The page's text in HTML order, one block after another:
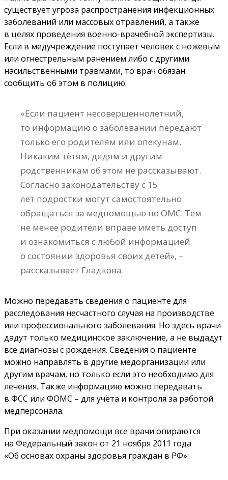
существует угроза распространения инфекционных
заболеваний или массовых отравлений, а также
в целях проведения военно-врачебной экспертизы.
Если в медучреждение поступает человек с ножевым
или огнестрельным ранением либо с другими
насильственными травмами, то врач обязан
сообщить об этом в полицию.
«Если пациент несовершеннолетний,
то информацию о заболевании передают
только его родителям или опекунам.
Никаким тётям, дядям и другим
родственникам об этом не рассказывают.
Согласно законодательству с 15
лет подростки могут самостоятельно
обращаться за медпомощью по ОМС. Тем
не менее родители вправе иметь доступ
и ознакомиться с любой информацией
о состоянии здоровья своих детей», –
рассказывает Гладкова.
Можно передавать сведения о пациенте для
расследования несчастного случая на производстве
или профессионального заболевания. Но здесь врачи
дадут только медицинское заключение, а не выдадут
все диагнозы с рождения. Сведения о пациенте
можно направлять в другие медорганизации или
другим врачам, но только если это необходимо для
лечения. Также информацию можно передавать
в ФСС или ФОМС – для учёта и контроля за работой
медперсонала.
При оказании медпомощи все врачи опираются
на Федеральный закон от 21 ноября 2011 года
«Об основах охраны здоровья граждан в РФ»: